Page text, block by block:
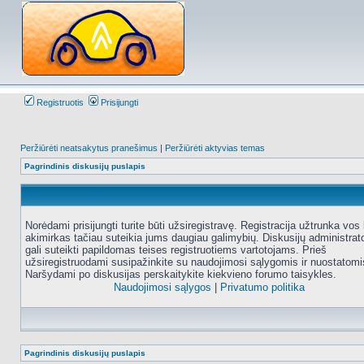
Registruotis Prisijungti
Peržiūrėti neatsakytus pranešimus | Peržiūrėti aktyvias temas
Pagrindinis diskusijų puslapis
Norėdami prisijungti turite būti užsiregistravę. Registracija užtrunka vos
akimirkas tačiau suteikia jums daugiau galimybių. Diskusijų
gali suteikti papildomas teises registruotiems vartotojams. Prieš
užsiregistruodami susipažinkite su naudojimosi sąlygomis ir
Naršydami po diskusijas perskaitykite kiekvieno forumo taisykles.
Naudojimosi sąlygos
Privatumo politika
Pagrindinis diskusijų puslapis